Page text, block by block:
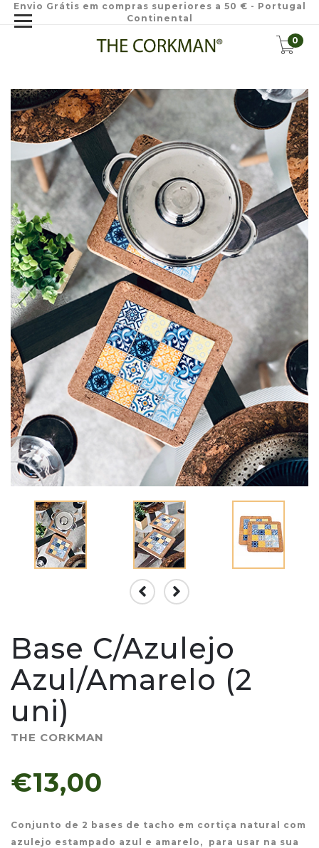
Envio Grátis em compras superiores a 50 € - Portugal
Continental
0
Base C/Azulejo
Azul/Amarelo (2
uni)
THE CORKMAN
€13,00
Conjunto de 2 bases de tacho em cortiça natural com
azulejo estampado azul e amarelo, para usar na sua